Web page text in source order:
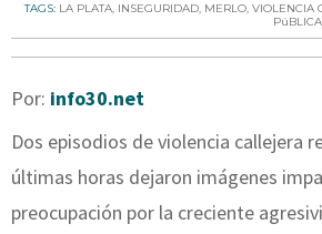
TAGS: LA PLATA, INSEGURIDAD, MERLO, VIOLENCIA
PúBLICA
Por: info30.net
Dos episodios de violencia callejera
últimas horas dejaron imágenes
preocupación por la creciente